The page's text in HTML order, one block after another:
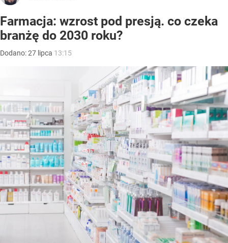
Farmacja: wzrost pod presją. co czeka
branżę do 2030 roku?
Dodano:27 lipca 13:15